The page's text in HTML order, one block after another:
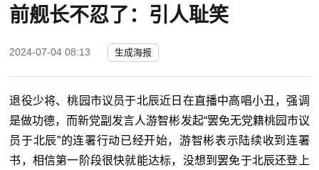
前舰长不忍了：引人耻笑
2024-07-04 08:13 生成海报
退役少将、桃园市议员于北辰近日在直播中高唱小丑，强调
是做功德，而新党副发言人游智彬发起“罢免无党籍桃园市议
员于北辰”的连署行动已经开始，游智彬表示陆续收到连署
书，相信第一阶段很快就能达标，没想到罢免于北辰还登上